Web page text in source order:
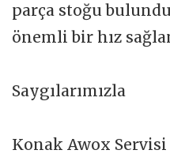
parça stoğu
önemli bir hız
Saygılarımızla
Konak Awox Servisi